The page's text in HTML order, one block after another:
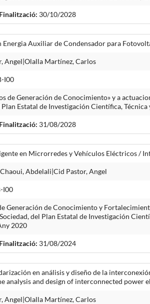
30/10/2028
Energia Auxiliar de Condensador para
Angel|Olalla Martínez, Carlos
I00
de Generación de Conocimiento» y a
Estatal de Investigación Científica,
31/08/2028
en Microrredes y Vehículos Eléctricos /
Abdelali|Cid Pastor, Angel
I00
Generación de Conocimiento y
del Plan Estatal de Investigación
2020
31/08/2024
en análisis y diseño de la
analysis and design of interconnected power
Angel|Olalla Martínez, Carlos